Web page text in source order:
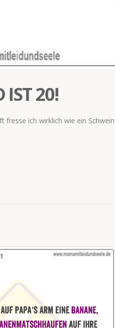
IST 20!
fresse ich wirklich wie ein